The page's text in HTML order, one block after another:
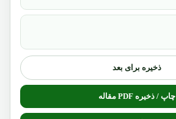
ذخیره برای بعد
چاپ / ذخیره PDF مقاله